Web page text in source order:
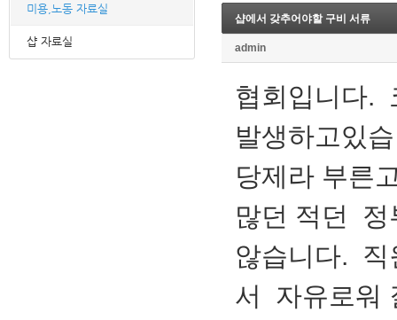
미용,노동 자료실
샵 자료실
샵에서 갖추어야할 구비 서류
admin
협회입니다.
발생하고있
당제라 부른
많던 적던 정
않습니다. 직
서 자유로워